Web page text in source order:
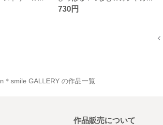
730円
n＊smile GALLERY の作品一覧
作品販売について